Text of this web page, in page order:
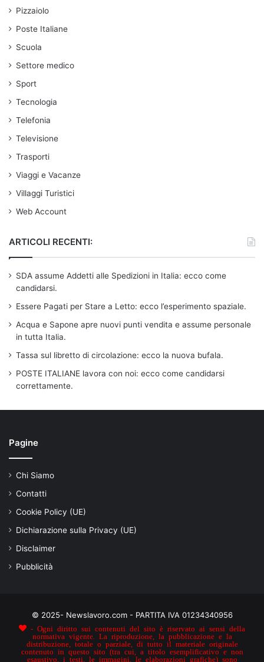
Pizzaiolo
Poste Italiane
Scuola
Settore medico
Sport
Tecnologia
Telefonia
Televisione
Trasporti
Viaggi e Vacanze
Villaggi Turistici
Web Account
ARTICOLI RECENTI:
SDA assume Addetti alle Spedizioni in Italia: ecco come
candidarsi.
Essere Pagati per Stare a Letto: ecco l’esperimento spaziale.
Acqua e Sapone apre nuovi punti vendita e assume personale
in tutta Italia.
Tassa sul libretto di circolazione: ecco la nuova bufala.
POSTE ITALIANE lavora con noi: ecco come candidarsi
correttamente.
Pagine
Chi Siamo
Contatti
Cookie Policy (UE)
Dichiarazione sulla Privacy (UE)
Disclaimer
Pubblicità
© 2025- Newslavoro.com - PARTITA IVA 01234340956
- Ogni diritto sui contenuti del sito è riservato ai sensi della
normativa vigente. La riproduzione, la pubblicazione e la
distribuzione, totale o parziale, di tutto il materiale originale
contenuto in questo sito (tra cui, a titolo esemplificativo e non
esaustivo, i testi, le immagini, le elaborazioni grafiche) sono